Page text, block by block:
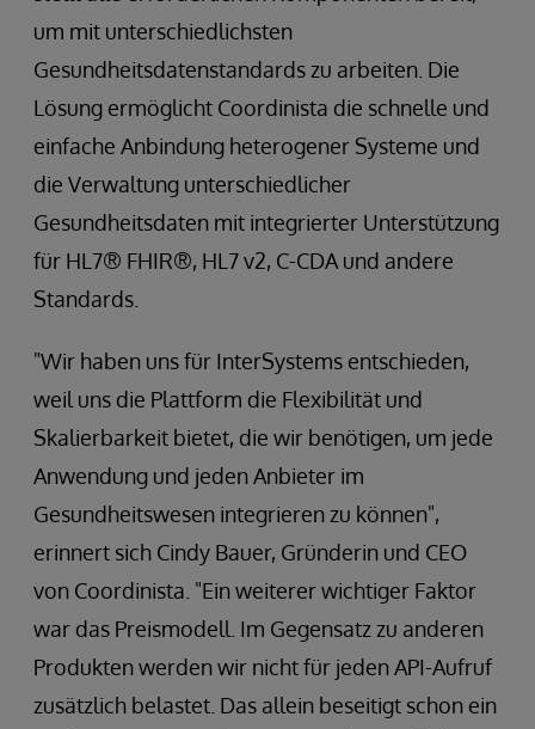
um mit unterschiedlichsten
Gesundheitsdatenstandards zu arbeiten. Die
Lösung ermöglicht Coordinista die schnelle und
einfache Anbindung heterogener Systeme und
die Verwaltung unterschiedlicher
Gesundheitsdaten mit integrierter Unterstützung
für HL7® FHIR®, HL7 v2, C-CDA und andere
Standards.
"Wir haben uns für InterSystems entschieden,
weil uns die Plattform die Flexibilität und
Skalierbarkeit bietet, die wir benötigen, um jede
Anwendung und jeden Anbieter im
Gesundheitswesen integrieren zu können",
erinnert sich Cindy Bauer, Gründerin und CEO
von Coordinista. "Ein weiterer wichtiger Faktor
war das Preismodell. Im Gegensatz zu anderen
Produkten werden wir nicht für jeden API-Aufruf
zusätzlich belastet. Das allein beseitigt schon ein